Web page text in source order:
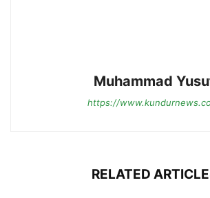
Muhammad
https://
RELATED